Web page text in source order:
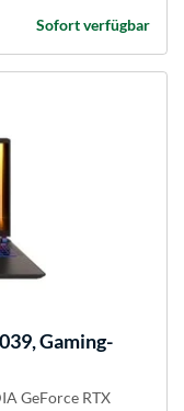
Sofort verfügbar
Gaming-
GeForce RTX